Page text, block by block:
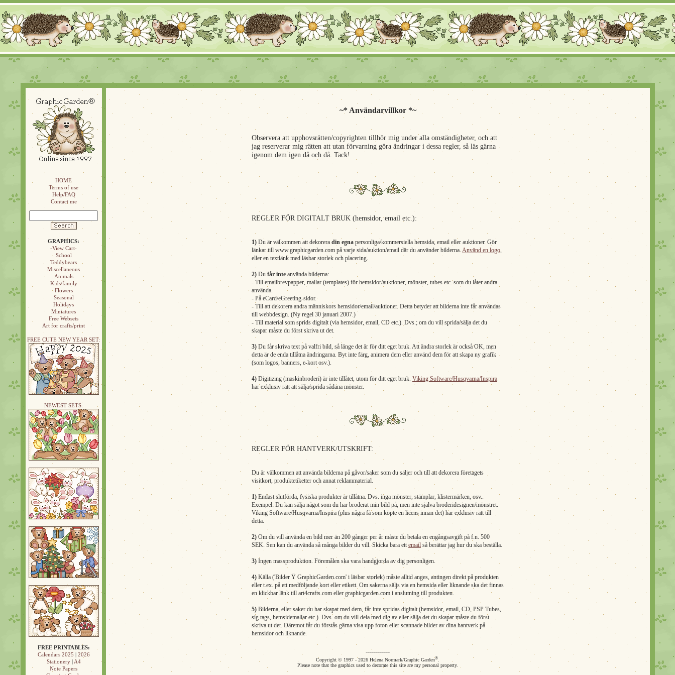
HOME
Terms of use
Help/FAQ
Contact me
GRAPHICS:
-View Cart-
School
Teddybears
Miscellaneous
Animals
Kids/family
Flowers
Seasonal
Holidays
Miniatures
Free Websets
Art for crafts/print
FREE CUTE NEW YEAR SET:
NEWEST SETS:
FREE PRINTABLES:
Calendars 2025 | 2026
Stationery| A4
Note Papers
~* Användarvillkor *~
Observera att upphovsrätten/copyrighten tillhör mig under alla omständigheter, och att
jag reserverar mig rätten att utan förvarning göra ändringar i dessa regler, så läs gärna
igenom dem igen då och då. Tack!
REGLER FÖR DIGITALT BRUK (hemsidor, email etc.):
1) Du är välkommen att dekorera din egna personliga/kommersiella hemsida, email eller auktioner. Gör
länkar till www.graphicgarden.com på varje sida/auktion/email där du använder bilderna.Använd en logo,
eller en textlänk med läsbar storlek och placering.
2) Du får inte använda bilderna:
- Till emailbrevpapper, mallar (templates) för hemsidor/auktioner, mönster, tubes etc. som du låter andra
använda.
- På eCard/eGreeting-sidor.
- Till att dekorera andra människors hemsidor/email/auktioner. Detta betyder att bilderna inte får användas
till webbdesign. (Ny regel 30 januari 2007.)
- Till material som sprids digitalt (via hemsidor, email, CD etc.). Dvs.; om du vill sprida/sälja det du
skapar måste du först skriva ut det.
3) Du får skriva text på valfri bild, så länge det är för ditt eget bruk. Att ändra storlek är också OK, men
detta är de enda tillåtna ändringarna. Byt inte färg, animera dem eller använd dem för att skapa ny grafik
(som logos, banners, e-kort osv.).
4) Digitizing (maskinbroderi) är inte tillåtet, utom för ditt eget bruk. Viking Software/Husqvarna/Inspira
har exklusiv rätt att sälja/sprida sådana mönster.
REGLER FÖR HANTVERK/UTSKRIFT:
Du är välkommen att använda bilderna på gåvor/saker som du säljer och till att dekorera företagets
visitkort, produktetiketter och annat reklammaterial.
1) Endast slutförda, fysiska produkter är tillåtna. Dvs. inga mönster, stämplar, klistermärken, osv..
Exempel: Du kan sälja något som du har broderat min bild på, men inte själva broderidesignen/mönstret.
Viking Software/Husqvarna/Inspira (plus några få som köpte en licens innan det) har exklusiv rätt till
detta.
2) Om du vill använda en bild mer än 200 gånger per år måste du betala en engångsavgift på f.n. 500
SEK. Sen kan du använda så många bilder du vill. Skicka bara ettemail så berättar jag hur du ska beställa.
3) Ingen massproduktion. Föremålen ska vara handgjorda av dig personligen.
4) Källa ('Bilder Ÿ GraphicGarden.com' i läsbar storlek) måste alltid anges, antingen direkt på produkten
eller t.ex. på ett medföljande kort eller etikett. Om sakerna säljs via en hemsida eller liknande ska det finnas
en klickbar länk till art4crafts.com eller graphicgarden.com i anslutning till produkten.
5) Bilderna, eller saker du har skapat med dem, får inte spridas digitalt (hemsidor, email, CD, PSP Tubes,
sig tags, hemsidemallar etc.). Dvs. om du vill dela med dig av eller sälja det du skapar måste du först
skriva ut det. Däremot får du förstås gärna visa upp foton eller scannade bilder av dina hantverk på
hemsidor och liknande.
------------
Copyright © 1997 - 2026 Helena Normark/Graphic Garden®.
Please note that the graphics used to decorate this site are my personal property.